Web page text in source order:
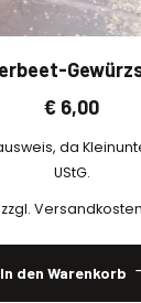
€ 6,00
da
UStG.
zzgl. Versandkosten
In den Warenkorb